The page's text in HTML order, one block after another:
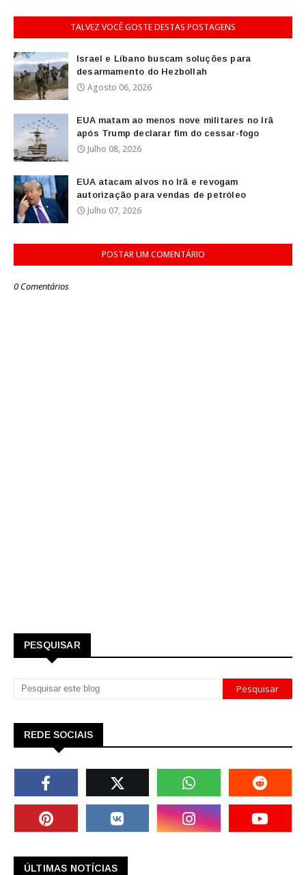
TALVEZ VOCÊ GOSTE DESTAS POSTAGENS
Israel e Líbano buscam soluções para
desarmamento do Hezbollah
Agosto 06, 2026
EUA matam ao menos nove militares no Irã
após Trump declarar fim do cessar-fogo
Julho 08, 2026
EUA atacam alvos no Irã e revogam
autorização para vendas de petróleo
Julho 07, 2026
POSTAR UM COMENTÁRIO
0 Comentários
PESQUISAR
REDE SOCIAIS
ÚLTIMAS NOTÍCIAS